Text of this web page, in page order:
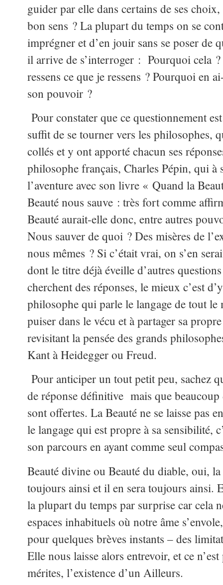
guider par elle dans certains de ses
bon sens ? La plupart du temps on se
imprégner et d’en jouir sans se poser de
il arrive de s’interroger : Pourquoi cela ?
ressens ce que je ressens ? Pourquoi en
son pouvoir ?
Pour constater que ce questionnement
suffit de se tourner vers les philosophes,
collés et y ont apporté chacun ses
philosophe français, Charles Pépin, qui à
l’aventure avec son livre « Quand la
Beauté nous sauve : très fort comme
Beauté aurait-elle donc, entre autres
Nous sauver de quoi ? Des misères de
nous mêmes ? Si c’était vrai, on s’en
dont le titre déjà éveille d’autres
cherchent des réponses, le mieux c’est
philosophe qui parle le langage de tout le
puiser dans le vécu et à partager sa
revisitant la pensée des grands
Kant à Heidegger ou Freud.
Pour anticiper un tout petit peu, sachez
de réponse définitive mais que
sont offertes. La Beauté ne se laisse pas
le langage qui est propre à sa sensibilité,
son parcours en ayant comme seul
Beauté divine ou Beauté du diable, oui,
toujours ainsi et il en sera toujours ainsi.
la plupart du temps par surprise car cela
espaces inhabituels où notre âme
pour quelques brèves instants – des
Elle nous laisse alors entrevoir, et ce
mérites, l’existence d’un Ailleurs.